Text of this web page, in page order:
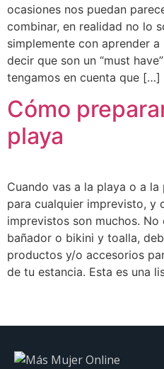
ocasiones nos puedan
combinar, en realidad no lo
simplemente con aprender
decir que son un “must
tengamos en cuenta que […]
Cómo
playa
Cuando vas a la playa o a
para cualquier imprevisto, y
imprevistos son muchos.
bañador o bikini y toalla,
productos y/o accesorios
de tu estancia. Esta es una